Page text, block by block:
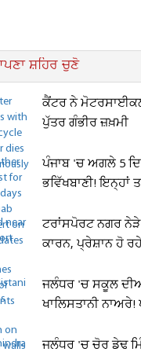
ਸ਼ਹਿਰ ਚੁਣੋ
ਕੈਂਟਰ ਨੇ
ਪੁੱਤਰ ਗੰਭੀਰ ਜ਼ਖ਼ਮੀ
ਪੰਜਾਬ 'ਚ ਅਗਲੇ 5
ਭਵਿੱਖਬਾਣੀ! ਇਨ੍ਹਾਂ
ਟਰਾਂਸਪੋਰਟ ਨਗਰ
ਕਾਰਨ, ਪ੍ਰੇਸ਼ਾਨ ਹੋ
ਜਲੰਧਰ 'ਚ ਸਕੂਲ
ਖਾਲਿਸਤਾਨੀ
ਜਲੰਧਰ 'ਚ ਚੋਰ ਡੇਢ